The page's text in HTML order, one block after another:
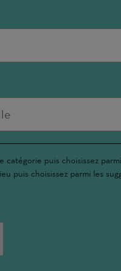
catégorie puis choisissez
puis choisissez parmi les